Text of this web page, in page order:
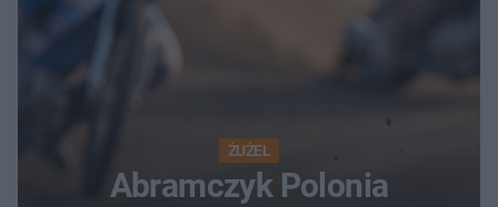
ŻUŻEL
Abramczyk Polonia